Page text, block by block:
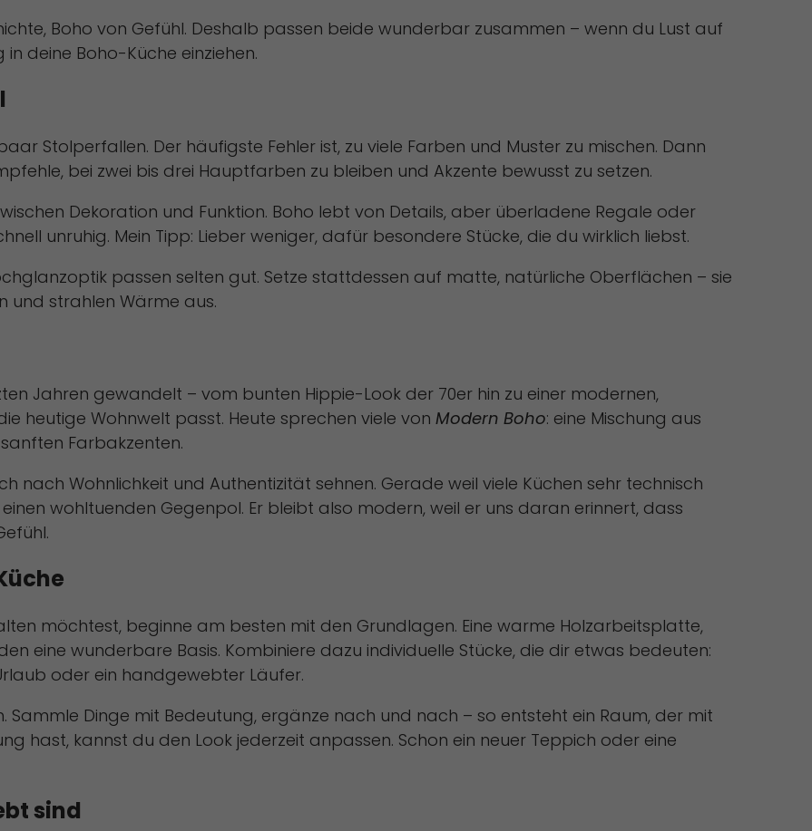
Boho von Gefühl. Deshalb passen beide wunderbar zusammen – wenn du Lust auf
deine Boho-Küche einziehen.
Stolperfallen. Der häufigste Fehler ist, zu viele Farben und Muster zu mischen. Dann
bei zwei bis drei Hauptfarben zu bleiben und Akzente bewusst zu setzen.
Dekoration und Funktion. Boho lebt von Details, aber überladene Regale oder
unruhig. Mein Tipp: Lieber weniger, dafür besondere Stücke, die du wirklich liebst.
passen selten gut. Setze stattdessen auf matte, natürliche Oberflächen – sie
und strahlen Wärme aus.
Jahren gewandelt – vom bunten Hippie-Look der 70er hin zu einer modernen,
heutige Wohnwelt passt. Heute sprechen viele von Modern Boho: eine Mischung aus
Farbakzenten.
nach Wohnlichkeit und Authentizität sehnen. Gerade weil viele Küchen sehr technisch
wohltuenden Gegenpol. Er bleibt also modern, weil er uns daran erinnert, dass
möchtest, beginne am besten mit den Grundlagen. Eine warme Holzarbeitsplatte,
eine wunderbare Basis. Kombiniere dazu individuelle Stücke, die dir etwas bedeuten:
oder ein handgewebter Läufer.
Sammle Dinge mit Bedeutung, ergänze nach und nach – so entsteht ein Raum, der mit
hast, kannst du den Look jederzeit anpassen. Schon ein neuer Teppich oder eine
sind